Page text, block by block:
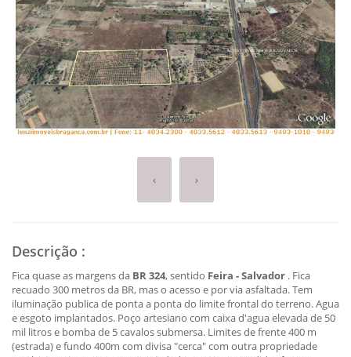
‹ ›
Descrição :
Fica quase as margens da BR 324, sentido Feira - Salvador . Fica
recuado 300 metros da BR, mas o acesso e por via asfaltada. Tem
iluminação publica de ponta a ponta do limite frontal do terreno. Agua
e esgoto implantados. Poço artesiano com caixa d'agua elevada de 50
mil litros e bomba de 5 cavalos submersa. Limites de frente 400 m
(estrada) e fundo 400m com divisa "cerca" com outra propriedade